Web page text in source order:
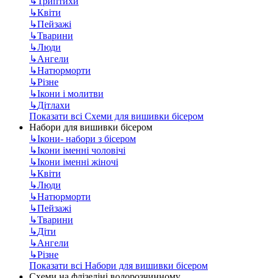
↳Квіти
↳Пейзажі
↳Тварини
↳Люди
↳Ангели
↳Натюрморти
↳Різне
↳Ікони і молитви
↳Дітлахи
Показати всі Схеми для вишивки бісером
Набори для вишивки бісером
↳Ікони- набори з бісером
↳Ікони іменні чоловічі
↳Ікони іменні жіночі
↳Квіти
↳Люди
↳Натюрморти
↳Пейзажі
↳Тварини
↳Діти
↳Ангели
↳Різне
Показати всі Набори для вишивки бісером